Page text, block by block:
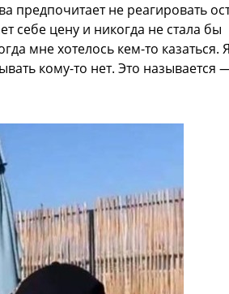
предпочитает не реагировать
себе цену и никогда не стала бы
мне хотелось кем-то казаться. Я
кому-то нет. Это называется